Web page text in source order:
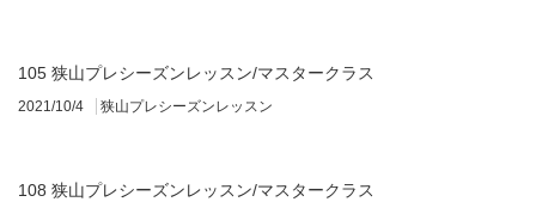
105 狭山プレシーズンレッスン/マスタークラス
2021/10/4 狭山プレシーズンレッスン
108 狭山プレシーズンレッスン/マスタークラス